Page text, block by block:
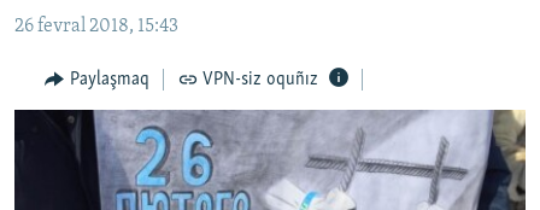
İNSAN AQLARI
VİDEO
SÜRET
BLOGLAR
26 fevral 2018, 15:43
Paylaşmaq VPN-siz oquñız